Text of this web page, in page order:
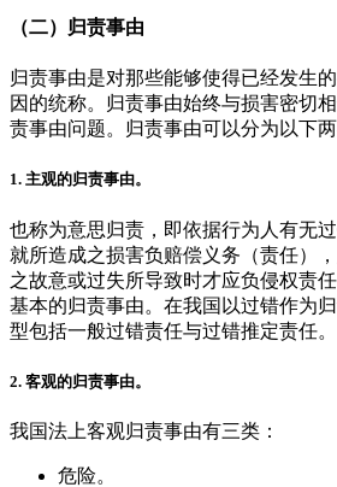
（二） 归责事由
归责事由是对那些能够使得已经发生
因的统称。归责事由始终与损害密切
责事由问题。归责事由可以分为以下两
1. 主观的归责事由。
也称为意思归责，即依据行为人有无
就所造成之损害负赔偿义务（责任）
之故意或过失所导致时才应负侵权责
基本的归责事由。在我国以过错作为
型包括一般过错责任与过错推定责任。
2. 客观的归责事由。
我国法上客观归责事由有三类：
危险。